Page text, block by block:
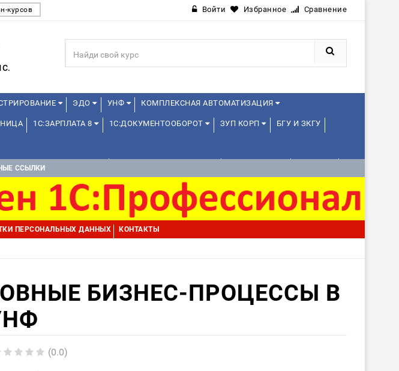
курсов Войти Избранное Сравнение
ЭДО УНФ КОМПЛЕКСНАЯ АВТОМАТИЗАЦИЯ
1С:ЗАРПЛАТА 8 1С:ДОКУМЕНТООБОРОТ ЗУП КОРП БГУ И ЗКГУ
ХОЛДИНГОМ
ССЫЛКИ
ПЕРСОНАЛЬНЫХ ДАННЫХ КОНТАКТЫ
БИЗНЕС-ПРОЦЕССЫ В
(0.0)